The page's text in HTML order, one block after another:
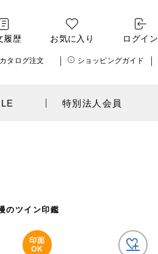
履歴 お気に入り ログイン
カタログ注文 ショッピングガイド
特別法人会員
のツイン印鑑
印面
OK